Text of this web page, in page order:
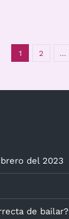
1 2 …
del 2023
de bailar?